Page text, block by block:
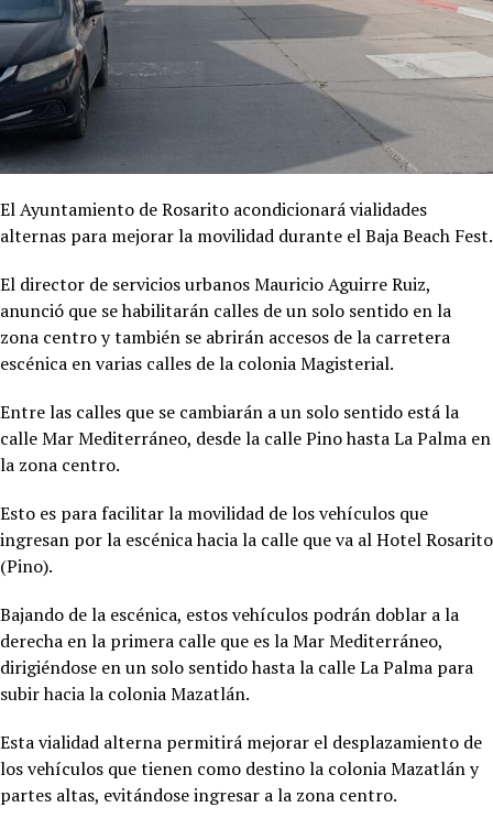
El Ayuntamiento de Rosarito acondicionará vialidades
alternas para mejorar la movilidad durante el Baja Beach Fest.
El director de servicios urbanos Mauricio Aguirre Ruiz,
anunció que se habilitarán calles de un solo sentido en la
zona centro y también se abrirán accesos de la carretera
escénica en varias calles de la colonia Magisterial.
Entre las calles que se cambiarán a un solo sentido está la
calle Mar Mediterráneo, desde la calle Pino hasta La Palma en
la zona centro.
Esto es para facilitar la movilidad de los vehículos que
ingresan por la escénica hacia la calle que va al Hotel Rosarito
(Pino).
Bajando de la escénica, estos vehículos podrán doblar a la
derecha en la primera calle que es la Mar Mediterráneo,
dirigiéndose en un solo sentido hasta la calle La Palma para
subir hacia la colonia Mazatlán.
Esta vialidad alterna permitirá mejorar el desplazamiento de
los vehículos que tienen como destino la colonia Mazatlán y
partes altas, evitándose ingresar a la zona centro.